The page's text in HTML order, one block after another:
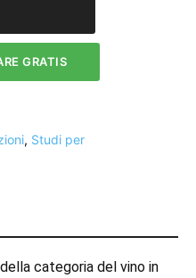
GRATIS
, Studi per
della categoria del vino in